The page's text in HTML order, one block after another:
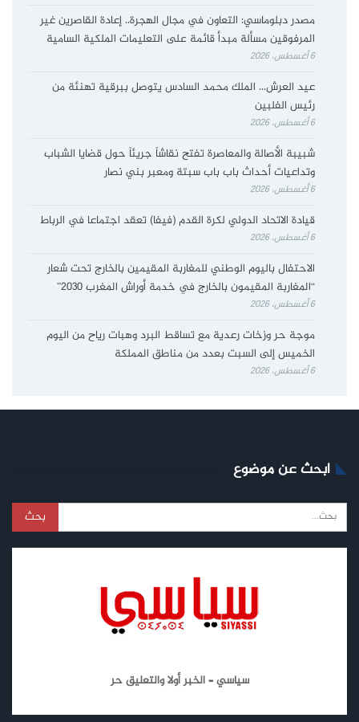
مصدر دبلوماسي: التعاون في مجال الهجرة.. إعادة القاصرين غير
المرفوقين مسألة مبدأ قائمة على التعليمات الملكية السامية
6 أغسطس، 2026
عيد العرش… الملك محمد السادس يتوصل ببرقية تهنئة من
رئيس الفلبين
6 أغسطس، 2026
شبيبة الأصالة والمعاصرة تفتح نقاشاً جريئاً حول قضايا الشباب
وتداعيات أحداث باب باب سبتة ومعبر بني نصار
6 أغسطس، 2026
قيادة الاتحاد الدولي لكرة القدم (فيفا) تعقد اجتماعا في الرباط
6 أغسطس، 2026
الاحتفال باليوم الوطني للمغاربة المقيمين بالخارج تحت شعار
“المغاربة المقيمون بالخارج في خدمة أوراش المغرب 2030”
6 أغسطس، 2026
موجة حر وزخات رعدية مع تساقط البرد وهبات رياح من اليوم
الخميس إلى السبت بعدد من مناطق المملكة
6 أغسطس، 2026
ابحث عن موضوع
سياسي – الخبر أولا والتعليق حر